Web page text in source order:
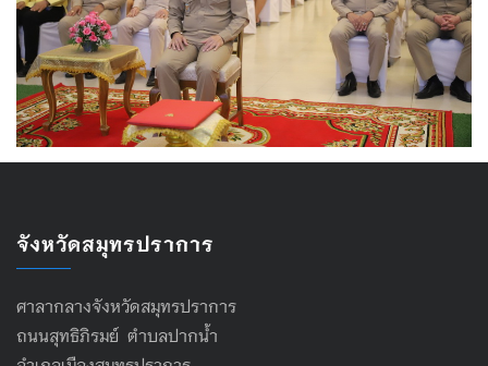
จังหวัดสมุทรปราการ
ศาลากลางจังหวัดสมุทรปราการ
ถนนสุทธิภิรมย์ ตำบลปากน้ำ